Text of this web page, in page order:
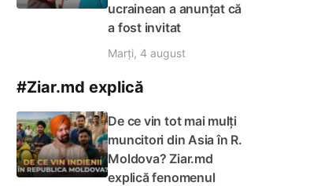
ucrainean a anunțat că
a fost invitat
Marți, 4 august
#Ziar.md explică
De ce vin tot mai mulți
muncitori din Asia în R.
Moldova? Ziar.md
explică fenomenul